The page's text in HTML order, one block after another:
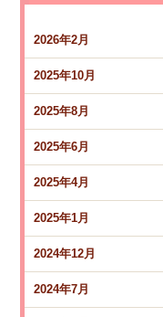
2026年2月
2025年10月
2025年8月
2025年6月
2025年4月
2025年1月
2024年12月
2024年7月